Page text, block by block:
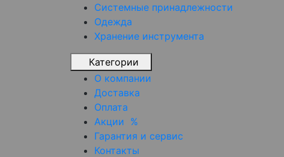
Системные принадлежности
Одежда
Хранение инструмента
Категории
О компании
Доставка
Оплата
Акции %
Гарантия и сервис
Контакты